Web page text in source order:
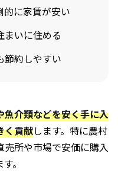
現するために
的に家賃が安い
まいに住める
節約しやすい
魚介類などを安く手に入
く貢献します。特に農村
所や市場で安価に購入
。